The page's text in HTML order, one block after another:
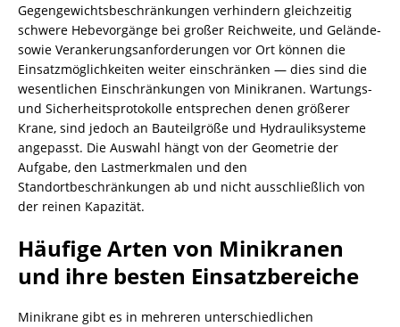
Gegengewichtsbeschränkungen verhindern gleichzeitig
schwere Hebevorgänge bei großer Reichweite, und Gelände-
sowie Verankerungsanforderungen vor Ort können die
Einsatzmöglichkeiten weiter einschränken — dies sind die
wesentlichen Einschränkungen von Minikranen. Wartungs-
und Sicherheitsprotokolle entsprechen denen größerer
Krane, sind jedoch an Bauteilgröße und Hydrauliksysteme
angepasst. Die Auswahl hängt von der Geometrie der
Aufgabe, den Lastmerkmalen und den
Standortbeschränkungen ab und nicht ausschließlich von
der reinen Kapazität.
Häufige Arten von Minikranen
und ihre besten Einsatzbereiche
Minikrane gibt es in mehreren unterschiedlichen